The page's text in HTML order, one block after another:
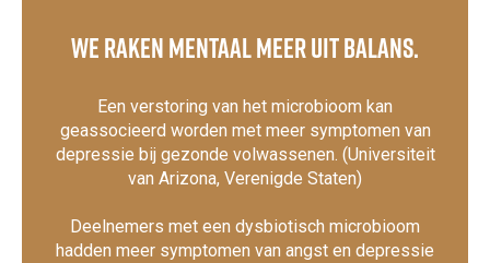
We raken mentaal meer uit balans.
Een verstoring van het microbioom kan
geassocieerd worden met meer symptomen van
depressie bij gezonde volwassenen. (Universiteit
van Arizona, Verenigde Staten)
Deelnemers met een dysbiotisch microbioom
hadden meer symptomen van angst en depressie